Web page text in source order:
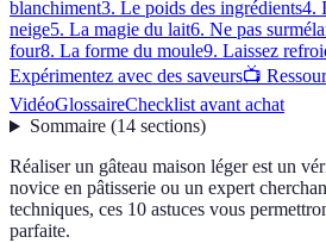
blanchiment3. Le poids des ingrédients4.
neige5. La magie du lait6. Ne pas
four8. La forme du moule9. Laissez
Expérimentez avec des saveurs📺
VidéoGlossaireChecklist avant achat
Sommaire(14 sections)
Réaliser un gâteau maison léger est un
novice en pâtisserie ou un expert
techniques, ces 10 astuces vous
parfaite.